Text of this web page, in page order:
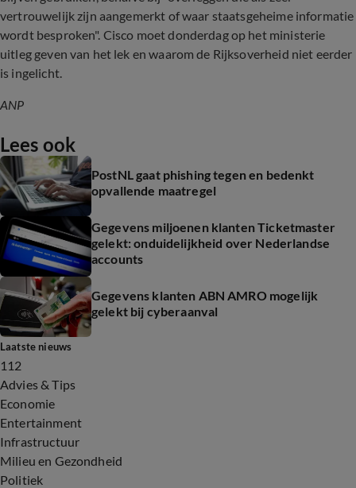
vertrouwelijk zijn aangemerkt of waar staatsgeheime informatie
wordt besproken". Cisco moet donderdag op het ministerie
uitleg geven van het lek en waarom de Rijksoverheid niet eerder
is ingelicht.
ANP
Lees ook
PostNL gaat phishing tegen en bedenkt
opvallende maatregel
Gegevens miljoenen klanten Ticketmaster
gelekt: onduidelijkheid over Nederlandse
accounts
Gegevens klanten ABN AMRO mogelijk
gelekt bij cyberaanval
Laatste nieuws
112
Advies & Tips
Economie
Entertainment
Infrastructuur
Milieu en Gezondheid
Politiek